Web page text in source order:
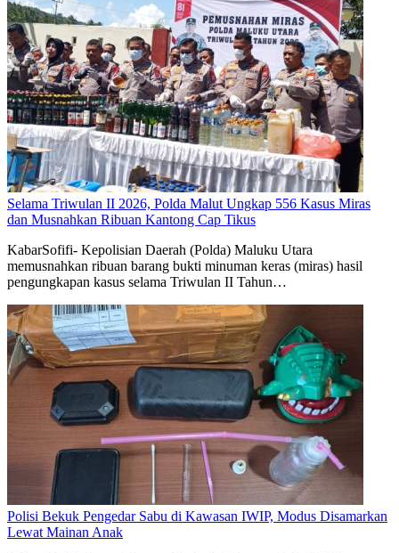
Selama Triwulan II 2026, Polda Malut Ungkap 556 Kasus Miras
dan Musnahkan Ribuan Kantong Cap Tikus
KabarSofifi- Kepolisian Daerah (Polda) Maluku Utara
memusnahkan ribuan barang bukti minuman keras (miras) hasil
pengungkapan kasus selama Triwulan II Tahun…
Polisi Bekuk Pengedar Sabu di Kawasan IWIP, Modus Disamarkan
Lewat Mainan Anak